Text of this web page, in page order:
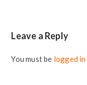
Leave a Reply
You must be logged in